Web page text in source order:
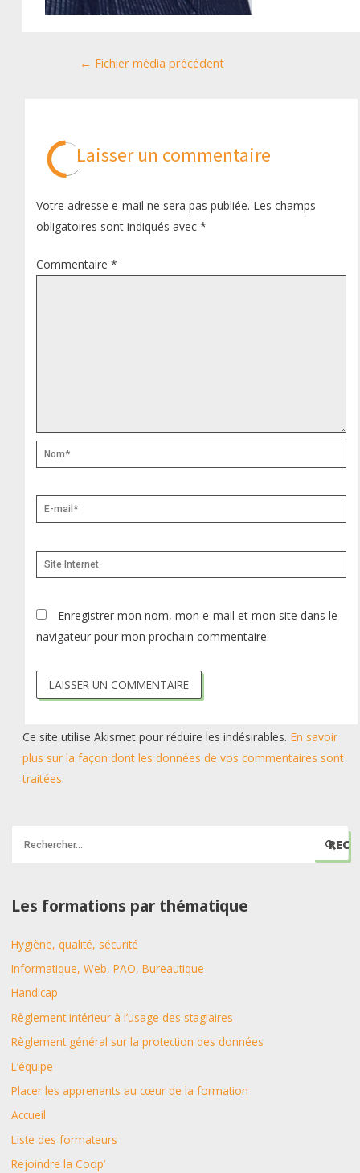
Navigation
← Fichier média précédent
Laisser un commentaire
Votre adresse e-mail ne sera pas publiée. Les champs
obligatoires sont indiqués avec *
Commentaire *
Nom*
E-
mail*
Site
Internet
Enregistrer mon nom, mon e-mail et mon site dans le
navigateur pour mon prochain commentaire.
Ce site utilise Akismet pour réduire les indésirables. En savoir
plus sur la façon dont les données de vos commentaires sont
traitées.
h
r
c
h
:
Les formations par thématique
Hygiène, qualité, sécurité
Informatique, Web, PAO, Bureautique
Handicap
Règlement intérieur à l’usage des stagiaires
Règlement général sur la protection des données
L’équipe
Placer les apprenants au cœur de la formation
Accueil
Liste des formateurs
Rejoindre la Coop’